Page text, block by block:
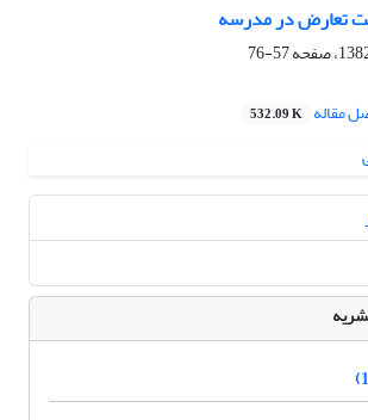
تعارض در مدرسه
57-76
مقاله 532.09 K